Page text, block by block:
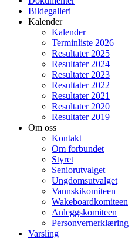
Bildegalleri
Kalender
Kalender
Terminliste 2026
Resultater 2025
Resultater 2024
Resultater 2023
Resultater 2022
Resultater 2021
Resultater 2020
Resultater 2019
Om oss
Kontakt
Om forbundet
Styret
Seniorutvalget
Ungdomsutvalget
Vannskikomiteen
Wakeboardkomiteen
Anleggskomiteen
Personvernerklæring
Varsling